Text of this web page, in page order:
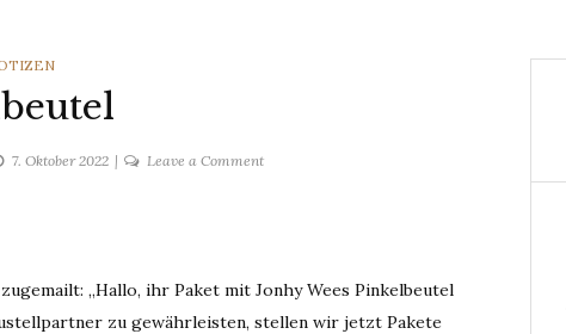
7. Oktober 2022 Leave a Commenton
„Hallo, ihr Paket mit Jonhy Wees Pinkelbeutel
zu gewährleisten, stellen wir jetzt Pakete